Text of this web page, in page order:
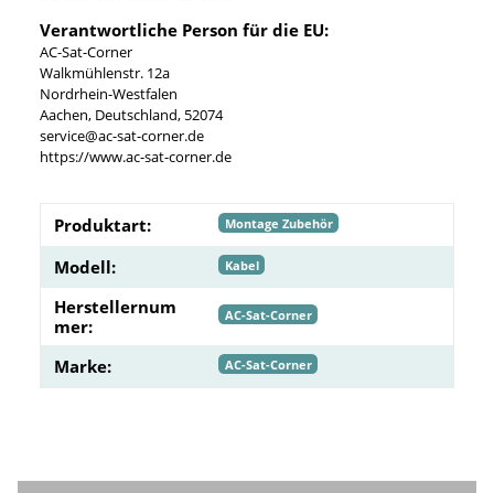
Verantwortliche Person für die EU:
AC-Sat-Corner
Walkmühlenstr. 12a
Nordrhein-Westfalen
Aachen, Deutschland, 52074
service@ac-sat-corner.de
https://www.ac-sat-corner.de
Produktart: Montage Zubehör
Modell: Kabel
Herstellernum
mer:
AC-Sat-Corner
Marke: AC-Sat-Corner